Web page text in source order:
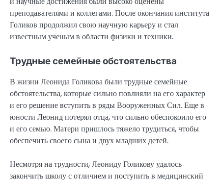
преподавателями и коллегами. После окончания института
Голиков продолжил свою научную карьеру и стал
известным ученым в области физики и техники.
Трудные семейные обстоятельства
В жизни Леонида Голикова были трудные семейные
обстоятельства, которые сильно повлияли на его характер
и его решение вступить в ряды Вооруженных Сил. Еще в
юности Леонид потерял отца, что сильно обеспокоило его
и его семью. Матери пришлось тяжело трудиться, чтобы
обеспечить своего сына и двух младших детей.
Несмотря на трудности, Леониду Голикову удалось
закончить школу с отличием и поступить в медицинский